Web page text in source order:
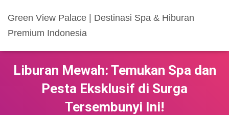
Green View Palace | Destinasi Spa & Hiburan
Premium Indonesia
Liburan Mewah: Temukan Spa dan
Pesta Eksklusif di Surga
Tersembunyi Ini!